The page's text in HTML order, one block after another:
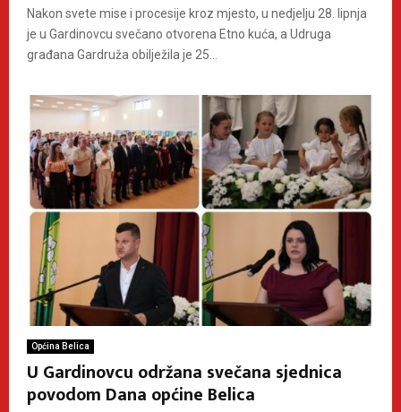
Nakon svete mise i procesije kroz mjesto, u nedjelju 28. lipnja
je u Gardinovcu svečano otvorena Etno kuća, a Udruga
građana Gardruža obilježila je 25...
Općina Belica
U Gardinovcu održana svečana sjednica
povodom Dana općine Belica